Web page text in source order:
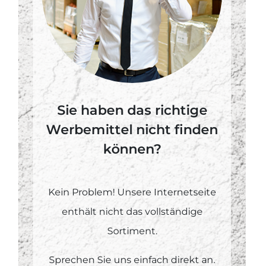
Sie haben das richtige
Werbemittel nicht finden
können?
Kein Problem! Unsere Internetseite
enthält nicht das vollständige
Sortiment.
Sprechen Sie uns einfach direkt an.